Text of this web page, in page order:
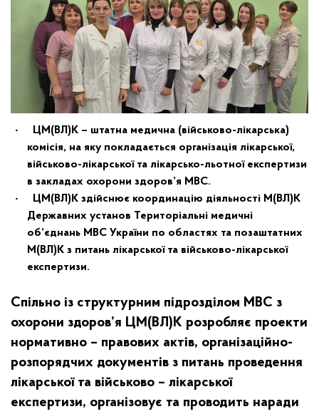
ЦМ(ВЛ)К – штатна медична (військово-лікарська)
комісія, на яку покладається організація лікарської,
військово-лікарської та лікарсько-льотної експертизи
в закладах охорони здоров’я МВС.
ЦМ(ВЛ)К здійснює координацію діяльності М(ВЛ)К
Державних установ Територіальні медичні
об’єднань МВС України по областях та позаштатних
М(ВЛ)К з питань лікарської та військово-лікарської
експертизи.
Спільно із структурним підрозділом МВС з
охорони здоров’я ЦМ(ВЛ)К розробляє проекти
нормативно – правових актів, організаційно-
розпорядчих документів з питань проведення
лікарської та військово – лікарської
експертизи, організовує та проводить наради